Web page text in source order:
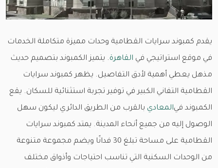
يقدم كمبوند سرايات القطامية وحدات مميزة متكاملة الخدمات
في موقع استراتيجي في القاهرة. يتميز الكمبوند بتصميم حديث
مذهل يعطي أهمية لأدق التفاصيل. يظهر كمبوند سرايات
القطامية التفاني الكبير في توفير تجربة استثنائية للسكان. يقع
الكمبوند فيالمعادي بالقرب من الطريق الدائري ليكون سهل
الوصول إليه من جميع أنحاء المدينة. يمتد كمبوند سرايات
القطامية على مساحة تبلغ 30 فدانًا ويضم مجموعة متنوعة
من الوحدات السكنية التي تناسب احتياجات وأذواق مختلف